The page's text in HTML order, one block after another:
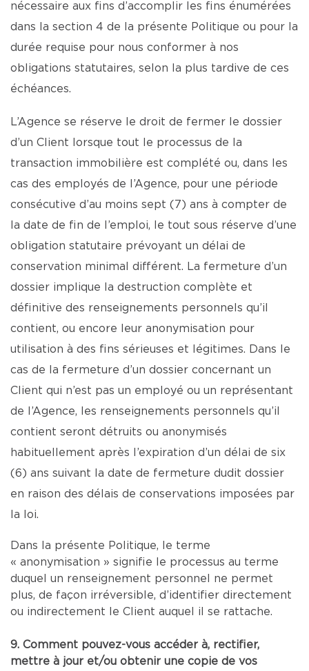
nécessaire aux fins d’accomplir les fins énumérées
dans la section 4 de la présente Politique ou pour la
durée requise pour nous conformer à nos
obligations statutaires, selon la plus tardive de ces
échéances.
L’Agence se réserve le droit de fermer le dossier
d’un Client lorsque tout le processus de la
transaction immobilière est complété ou, dans les
cas des employés de l’Agence, pour une période
consécutive d’au moins sept (7) ans à compter de
la date de fin de l’emploi, le tout sous réserve d’une
obligation statutaire prévoyant un délai de
conservation minimal différent. La fermeture d’un
dossier implique la destruction complète et
définitive des renseignements personnels qu’il
contient, ou encore leur anonymisation pour
utilisation à des fins sérieuses et légitimes. Dans le
cas de la fermeture d’un dossier concernant un
Client qui n’est pas un employé ou un représentant
de l’Agence, les renseignements personnels qu’il
contient seront détruits ou anonymisés
habituellement après l’expiration d’un délai de six
(6) ans suivant la date de fermeture dudit dossier
en raison des délais de conservations imposées par
la loi.
Dans la présente Politique, le terme
« anonymisation » signifie le processus au terme
duquel un renseignement personnel ne permet
plus, de façon irréversible, d’identifier directement
ou indirectement le Client auquel il se rattache.
9. Comment pouvez-vous accéder à, rectifier,
mettre à jour et/ou obtenir une copie de vos